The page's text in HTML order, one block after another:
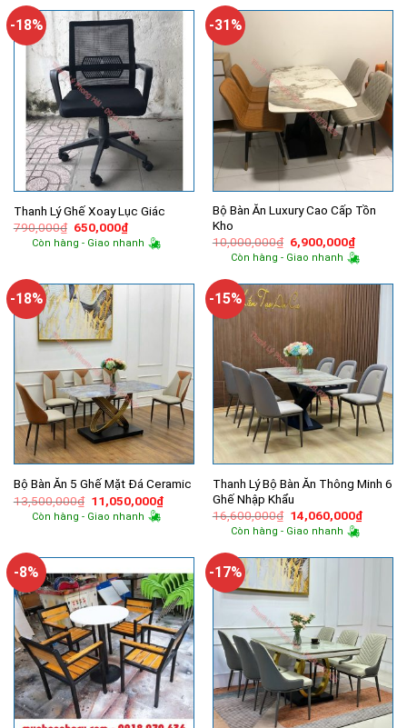
-18%
Thanh Lý Ghế Xoay Lục Giác
790,000₫ Giá
gốc
là:
650,000₫Giá
hiện
tại
Còn hàng - Giao nhanh
-31%
Bộ Bàn Ăn Luxury Cao Cấp Tồn
Kho
10,000,000₫ Giá
gốc
là:
6,900,000₫Giá
hiện
tại
Còn hàng - Giao nhanh
-18%
Bộ Bàn Ăn 5 Ghế Mặt Đá Ceramic
13,500,000₫ Giá
gốc
là:
11,050,000₫Giá
hiện
Còn hàng - Giao nhanh
-15%
Thanh Lý Bộ Bàn Ăn Thông Minh 6
Ghế Nhập Khẩu
16,600,000₫ Giá
gốc
là:
14,060,000₫Giá
hiện
Còn hàng - Giao nhanh
-8% -17%